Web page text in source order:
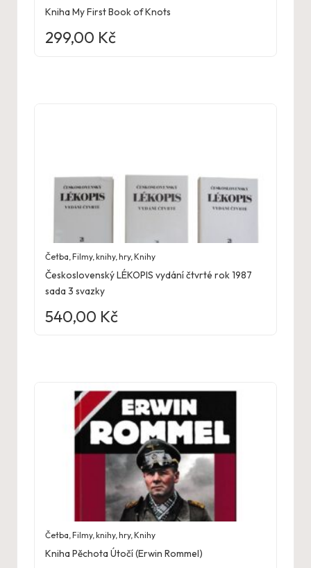
Kniha My First Book of Knots
299,00 Kč
Četba,Filmy, knihy, hry,Knihy
Československý LÉKOPIS vydání čtvrté rok 1987
sada 3 svazky
540,00 Kč
Četba,Filmy, knihy, hry,Knihy
Kniha Pěchota Útočí (Erwin Rommel)